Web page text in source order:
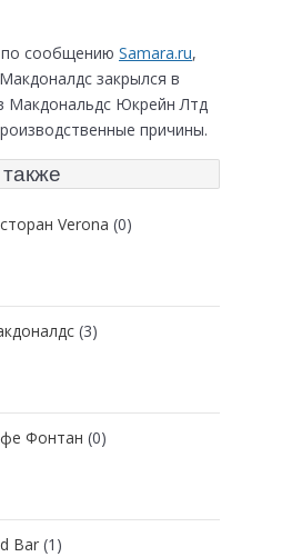
сообщению Samara.ru,
закрылся в
Макдональдс Юкрейн Лтд
причины.
Verona (0)
(3)
Фонтан (0)
Bar (1)